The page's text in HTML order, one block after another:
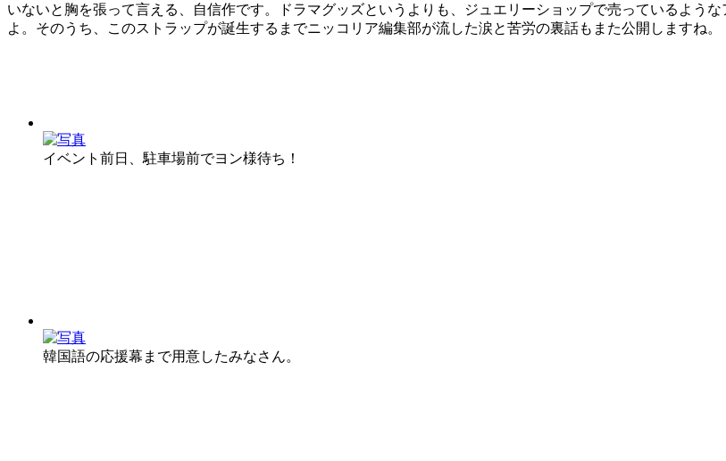
いないと胸を張って言える、自信作です。ドラマグッズというよりも、ジュエリーショップで売っているよう
よ。そのうち、このストラップが誕生するまでニッコリア編集部が流した涙と苦労の裏話もまた公開しますね。
イベント前日、駐車場前でヨン様待ち！
韓国語の応援幕まで用意したみなさん。